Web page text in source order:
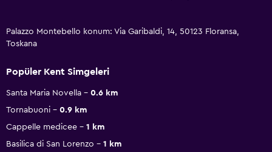
Palazzo Montebello konum: Via Garibaldi, 14, 50123 Floransa,
Toskana
Popüler Kent Simgeleri
Santa Maria Novella
0.6 km
Tornabuoni
0.9 km
Cappelle medicee
1 km
Basilica di San Lorenzo
1 km